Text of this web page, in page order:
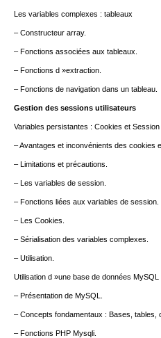
Les variables complexes : tableaux
– Constructeur array.
– Fonctions associées aux tableaux.
– Fonctions d »extraction.
– Fonctions de navigation dans un tableau.
Gestion des sessions utilisateurs
Variables persistantes : Cookies et Session
– Avantages et inconvénients des cookies
– Limitations et précautions.
– Les variables de session.
– Fonctions liées aux variables de session.
– Les Cookies.
– Sérialisation des variables complexes.
– Utilisation.
Utilisation d »une base de données MySQL
– Présentation de MySQL.
– Concepts fondamentaux : Bases, tables,
– Fonctions PHP Mysqli.